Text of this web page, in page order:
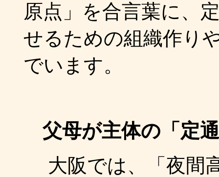
原点」を合言葉に、
せるための組織作り
でいます。
父母が主体の「定
大阪では、「夜間